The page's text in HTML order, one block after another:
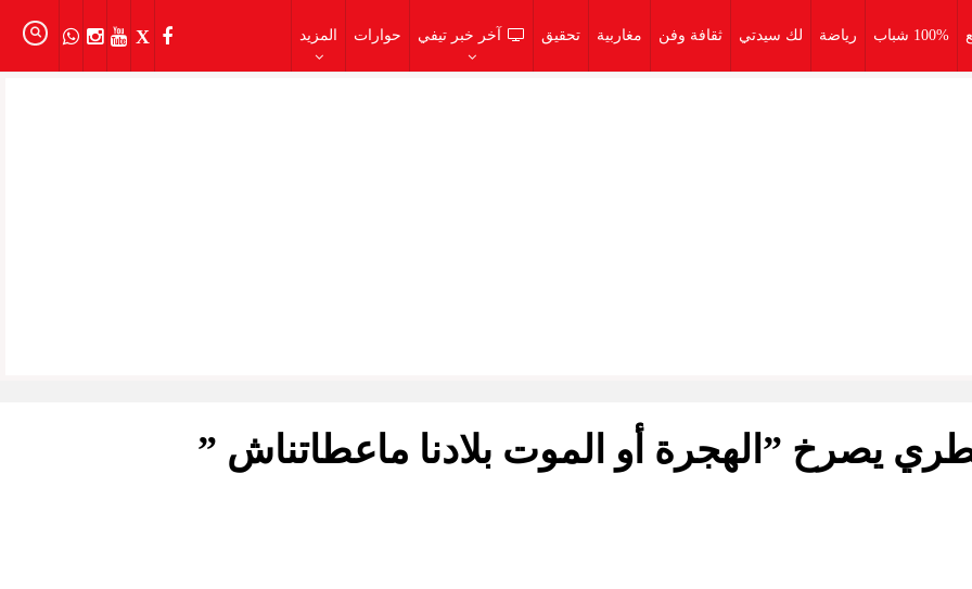
100% شباب رياضة لك سيدتي ثقافة وفن مغاربية تحقيق آخر خبر تيفي حوارات المزيد
يصرخ ”الهجرة أو الموت بلادنا ماعطاتناش ”